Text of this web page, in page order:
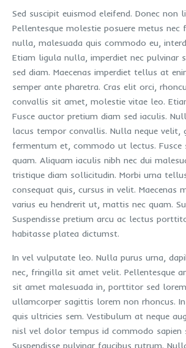
Sed suscipit euismod eleifend. Donec non
Pellentesque molestie posuere metus nec
nulla, malesuada quis commodo eu,
Etiam ligula nulla, imperdiet nec pulvinar
sed diam. Maecenas imperdiet tellus at
semper ante pharetra. Cras elit orci,
convallis sit amet, molestie vitae leo.
Fusce auctor pretium diam sed iaculis.
lacus tempor convallis. Nulla neque velit,
fermentum et, commodo ut lectus. Fusce
quam. Aliquam iaculis nibh nec dui
tristique diam sollicitudin. Morbi urna
consequat quis, cursus in velit. Maecenas
varius eu hendrerit ut, mattis nec quam.
Suspendisse pretium arcu ac lectus
habitasse platea dictumst.
In vel vulputate leo. Nulla purus urna,
nec, fringilla sit amet velit. Pellentesque
sit amet malesuada in, porttitor sed
ullamcorper sagittis lorem non rhoncus.
quis ultricies sem. Vestibulum at neque
nisl vel dolor tempus id commodo sapien
Suspendisse pulvinar faucibus rutrum.